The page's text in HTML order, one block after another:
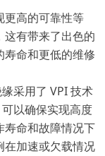
更高的可靠性等
有带来了出色的
寿命和更低的维修
采用了 VPI 技术
可以确保实现高度
寿命和故障情况下
在加速或欠载情况